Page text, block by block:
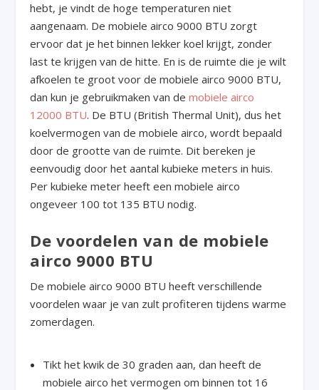
hebt, je vindt de hoge temperaturen niet
aangenaam. De mobiele airco 9000 BTU zorgt
ervoor dat je het binnen lekker koel krijgt, zonder
last te krijgen van de hitte. En is de ruimte die je wilt
afkoelen te groot voor de mobiele airco 9000 BTU,
dan kun je gebruikmaken van demobiele airco
12000 BTU. De BTU (British Thermal Unit), dus het
koelvermogen van de mobiele airco, wordt bepaald
door de grootte van de ruimte. Dit bereken je
eenvoudig door het aantal kubieke meters in huis.
Per kubieke meter heeft een mobiele airco
ongeveer 100 tot 135 BTU nodig.
De voordelen van de mobiele
airco 9000 BTU
De mobiele airco 9000 BTU heeft verschillende
voordelen waar je van zult profiteren tijdens warme
zomerdagen.
Tikt het kwik de 30 graden aan, dan heeft de
mobiele airco het vermogen om binnen tot 16